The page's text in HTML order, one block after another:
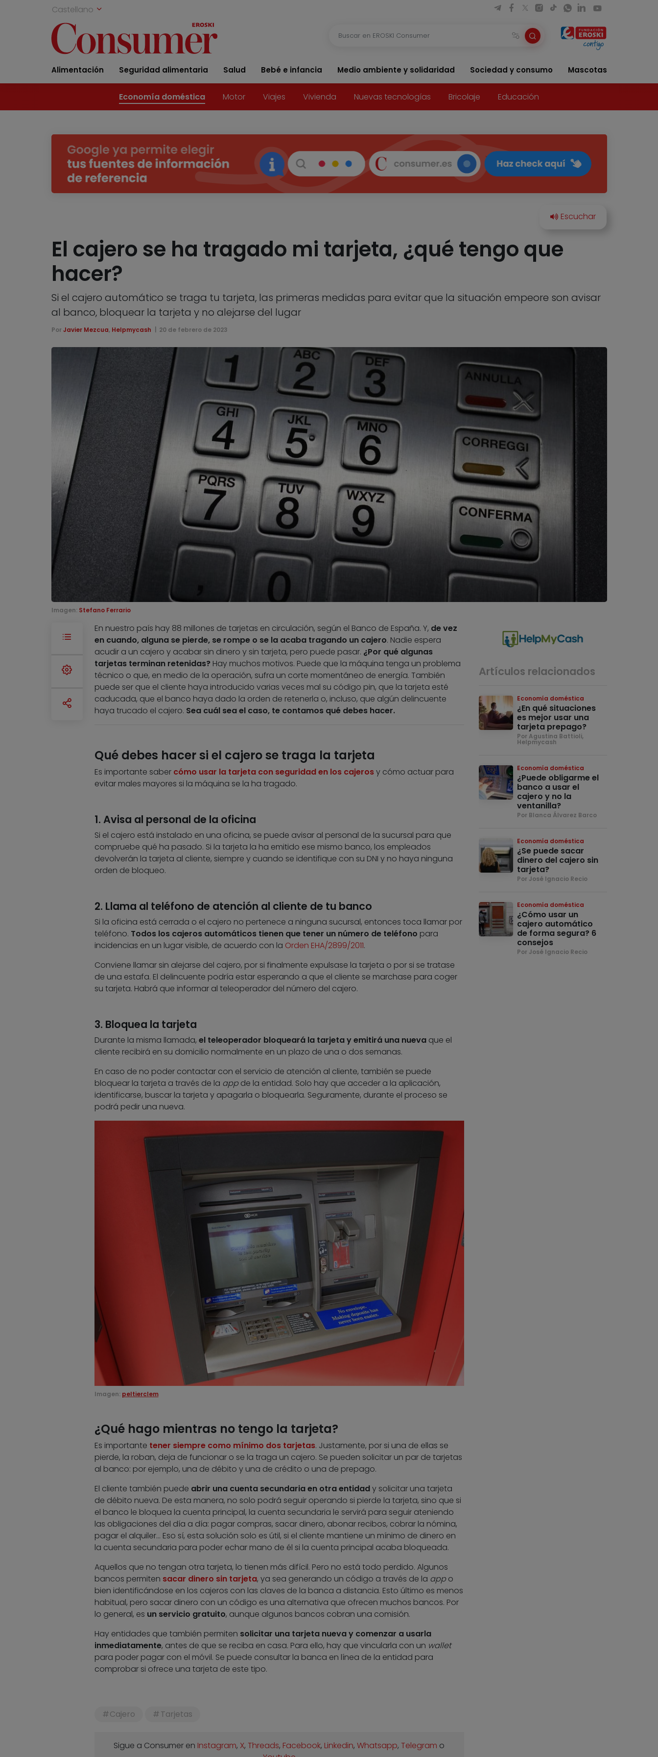
Castellano
Alimentación Seguridad alimentaria Salud Bebé e infancia Medio ambiente y solidaridad Sociedad y consumo Mascotas
Economía doméstica Motor Viajes Vivienda Nuevas tecnologías Bricolaje Educación
El cajero se ha tragado mi tarjeta, ¿qué tengo que
hacer?
Si el cajero automático se traga tu tarjeta, las primeras medidas para evitar que la situación empeore son avisar
al banco, bloquear la tarjeta y no alejarse del lugar
Por Javier Mezcua, Helpmycash 20 de febrero de 2023
Imagen: Stefano Ferrario
En nuestro país hay 88 millones de tarjetas en circulación, según el Banco de España. Y, de vez
en cuando, alguna se pierde, se rompe o se la acaba tragando un cajero. Nadie espera
acudir a un cajero y acabar sin dinero y sin tarjeta, pero puede pasar. ¿Por qué algunas
tarjetas terminan retenidas? Hay muchos motivos. Puede que la máquina tenga un problema
técnico o que, en medio de la operación, sufra un corte momentáneo de energía. También
puede ser que el cliente haya introducido varias veces mal su código pin, que la tarjeta esté
caducada, que el banco haya dado la orden de retenerla o, incluso, que algún delincuente
haya trucado el cajero. Sea cuál sea el caso, te contamos qué debes hacer.
Qué debes hacer si el cajero se traga la tarjeta
Es importante saber cómo usar la tarjeta con seguridad en los cajerosy cómo actuar para
evitar males mayores si la máquina se la ha tragado.
1. Avisa al personal de la oficina
Si el cajero está instalado en una oficina, se puede avisar al personal de la sucursal para que
compruebe qué ha pasado. Si la tarjeta la ha emitido ese mismo banco, los empleados
devolverán la tarjeta al cliente, siempre y cuando se identifique con su DNI y no haya ninguna
orden de bloqueo.
2. Llama al teléfono de atención al cliente de tu banco
Si la oficina está cerrada o el cajero no pertenece a ninguna sucursal, entonces toca llamar por
teléfono. Todos los cajeros automáticos tienen que tener un número de teléfono para
incidencias en un lugar visible, de acuerdo con la Orden EHA/2899/2011.
Conviene llamar sin alejarse del cajero, por si finalmente expulsase la tarjeta o por si se tratase
de una estafa. El delincuente podría estar esperando a que el cliente se marchase para coger
su tarjeta. Habrá que informar al teleoperador del número del cajero.
3. Bloquea la tarjeta
Durante la misma llamada, el teleoperador bloqueará la tarjeta y emitirá una nuevaque el
cliente recibirá en su domicilio normalmente en un plazo de una o dos semanas.
En caso de no poder contactar con el servicio de atención al cliente, también se puede
bloquear la tarjeta a través de la appde la entidad. Solo hay que acceder a la aplicación,
identificarse, buscar la tarjeta y apagarla o bloquearla. Seguramente, durante el proceso se
podrá pedir una nueva.
Imagen: peltierclem
¿Qué hago mientras no tengo la tarjeta?
Es importante tener siempre como mínimo dos tarjetas. Justamente, por si una de ellas se
pierde, la roban, deja de funcionar o se la traga un cajero. Se pueden solicitar un par de tarjetas
al banco: por ejemplo, una de débito y una de crédito o una de prepago.
El cliente también puede abrir una cuenta secundaria en otra entidady solicitar una tarjeta
de débito nueva. De esta manera, no solo podrá seguir operando si pierde la tarjeta, sino que si
el banco le bloquea la cuenta principal, la cuenta secundaria le servirá para seguir ateniendo
las obligaciones del día a día: pagar compras, sacar dinero, abonar recibos, cobrar la nómina,
pagar el alquiler… Eso sí, esta solución solo es útil, si el cliente mantiene un mínimo de dinero en
la cuenta secundaria para poder echar mano de él si la cuenta principal acaba bloqueada.
Aquellos que no tengan otra tarjeta, lo tienen más difícil. Pero no está todo perdido. Algunos
bancos permiten sacar dinero sin tarjeta, ya sea generando un código a través de la appo
bien identificándose en los cajeros con las claves de la banca a distancia. Esto último es menos
habitual, pero sacar dinero con un código es una alternativa que ofrecen muchos bancos. Por
lo general, es un servicio gratuito, aunque algunos bancos cobran una comisión.
Hay entidades que también permiten solicitar una tarjeta nueva y comenzar a usarla
inmediatamente, antes de que se reciba en casa. Para ello, hay que vincularla con un wallet
para poder pagar con el móvil. Se puede consultar la banca en línea de la entidad para
comprobar si ofrece una tarjeta de este tipo.
Cajero Tarjetas
Sigue a Consumer en Instagram, X,Threads, Facebook, Linkedin,Whatsapp,Telegram o
Artículos relacionados
Economía doméstica
¿En qué situaciones
es mejor usar una
tarjeta prepago?
Por Agustina Battioli,
Helpmycash
Economía doméstica
¿Puede obligarme el
banco a usar el
cajero y no la
ventanilla?
Por Blanca Álvarez Barco
Economía doméstica
¿Se puede sacar
dinero del cajero sin
tarjeta?
Por José Ignacio Recio
Economía doméstica
¿Cómo usar un
cajero automático
de forma segura? 6
consejos
Por José Ignacio Recio